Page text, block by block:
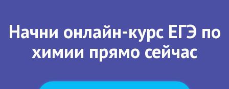
Начни онлайн-курс ЕГЭ по
химии прямо сейчас